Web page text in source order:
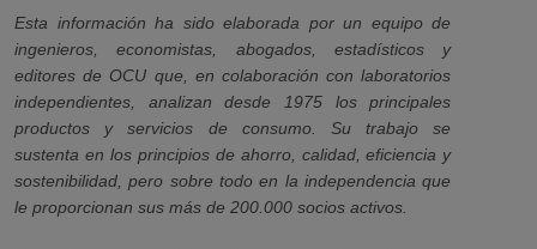
Esta información ha sido elaborada por un equipo de
ingenieros, economistas, abogados, estadísticos y
editores de OCU que, en colaboración con laboratorios
independientes, analizan desde 1975 los principales
productos y servicios de consumo. Su trabajo se
sustenta en los principios de ahorro, calidad, eficiencia y
sostenibilidad, pero sobre todo en la independencia que
le proporcionan sus más de 200.000 socios activos.